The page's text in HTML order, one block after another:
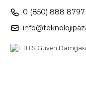
0 (850) 888 8797